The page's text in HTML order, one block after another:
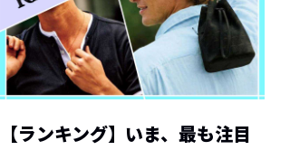
【ランキング】いま、最も注目